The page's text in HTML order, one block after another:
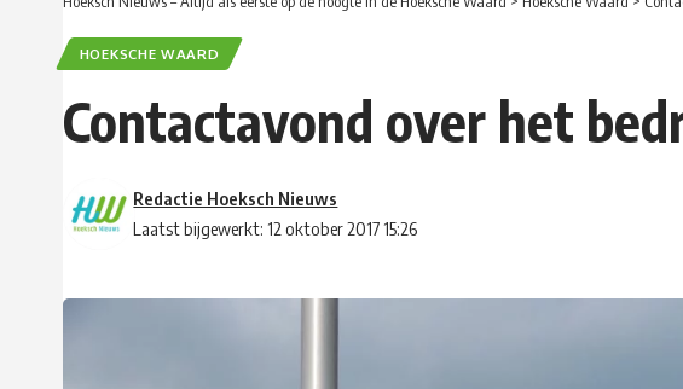
HOEKSCHE WAARD
Contactavond over het
Laatst bijgewerkt: 12 oktober 2017 15:26
Redactie Hoeksch Nieuws